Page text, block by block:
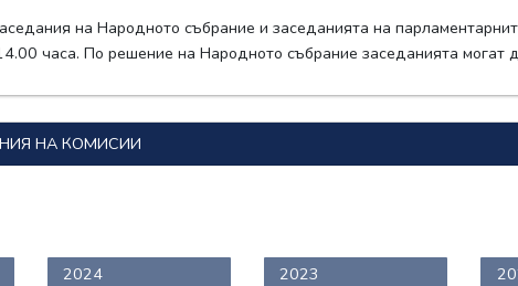
на Народното събрание и заседанията на
часа. По решение на Народното събрание заседанията могат
НА КОМИСИИ
2024 2023